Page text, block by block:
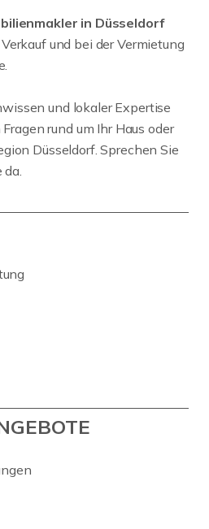
in Düsseldorf
und bei der Vermietung
und lokaler Expertise
rund um Ihr Haus oder
Düsseldorf. Sprechen Sie
da.